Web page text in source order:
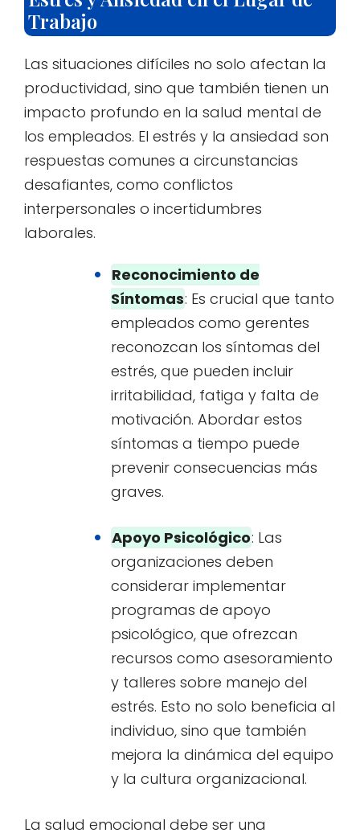
Trabajo
Las situaciones difíciles no solo afectan la
productividad, sino que también tienen un
impacto profundo en la salud mental de
los empleados. El estrés y la ansiedad son
respuestas comunes a circunstancias
desafiantes, como conflictos
interpersonales o incertidumbres
laborales.
Reconocimiento de
Síntomas: Es crucial que tanto
empleados como gerentes
reconozcan los síntomas del
estrés, que pueden incluir
irritabilidad, fatiga y falta de
motivación. Abordar estos
síntomas a tiempo puede
prevenir consecuencias más
graves.
Apoyo Psicológico: Las
organizaciones deben
considerar implementar
programas de apoyo
psicológico, que ofrezcan
recursos como asesoramiento
y talleres sobre manejo del
estrés. Esto no solo beneficia al
individuo, sino que también
mejora la dinámica del equipo
y la cultura organizacional.
La salud emocional debe ser una